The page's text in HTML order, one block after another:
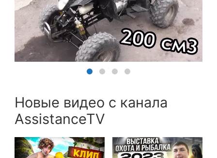
Новые видео с канала
AssistanceTV